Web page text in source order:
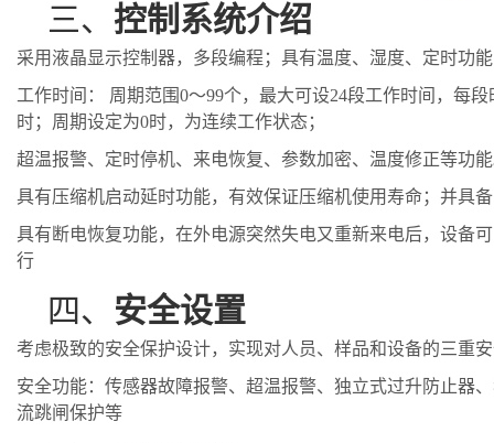
三、 控制系统介绍
采用液晶显示控制器，多段编程；具有温度、湿度、定时功
工作时间：
周期范围0～99个，最大可设24段工作时间，每
时；周期设定为0时，为连续工作状态；
超温报警、定时停机、来电恢复、参数加密、温度修正等功
具有压缩机启动延时功能，有效保证压缩机使用寿命；并具
具有断电恢复功能，在外电源突然失电又重新来电后，设备
行
四、 安全设置
考虑极致的安全保护设计，实现对人员、样品和设备的三重
安全功能：传感器故障报警、超温报警、独立式过升防止器
流跳闸保护等